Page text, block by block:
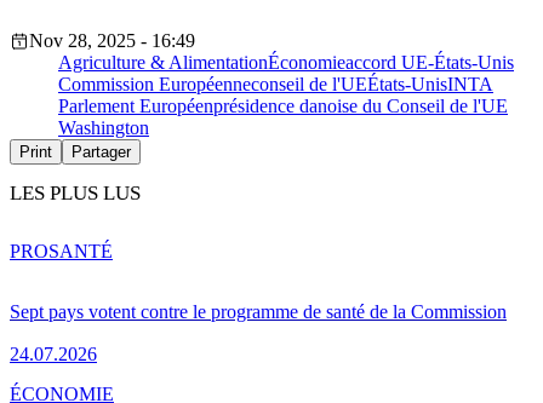
Nov 28, 2025 - 16:49
Agriculture & AlimentationÉconomieaccord UE-États-Unis
Commission Européenneconseil de l'UEÉtats-UnisINTA
Parlement Européenprésidence danoise du Conseil de l'UE
Washington
Print Partager
LES PLUS LUS
Sept pays votent contre le programme de santé de la Commission
24.07.2026
PROSANTÉ
ÉCONOMIE